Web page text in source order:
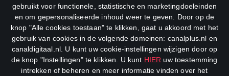
gebruikt voor functionele, statistische en marketingdoeleinden
en om gepersonaliseerde inhoud weer te geven. Door op de
knop "Alle cookies toestaan" te klikken, gaat u akkoord met het
gebruik van cookies in de volgende domeinen: canalplus.nl en
canaldigitaal.nl. U kunt uw cookie-instellingen wijzigen door op
de knop "Instellingen" te klikken. U kunt HIER uw toestemming
intrekken of beheren en meer informatie vinden over het
Veronica
DreamWorks Channel